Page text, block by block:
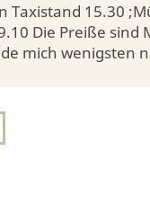
Taxistand 15.30
Die Preiße sind
mich wenigsten